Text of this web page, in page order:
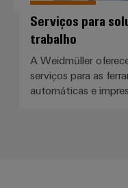
Serviços para
trabalho
A Weidmüller
serviços para as
automáticas e